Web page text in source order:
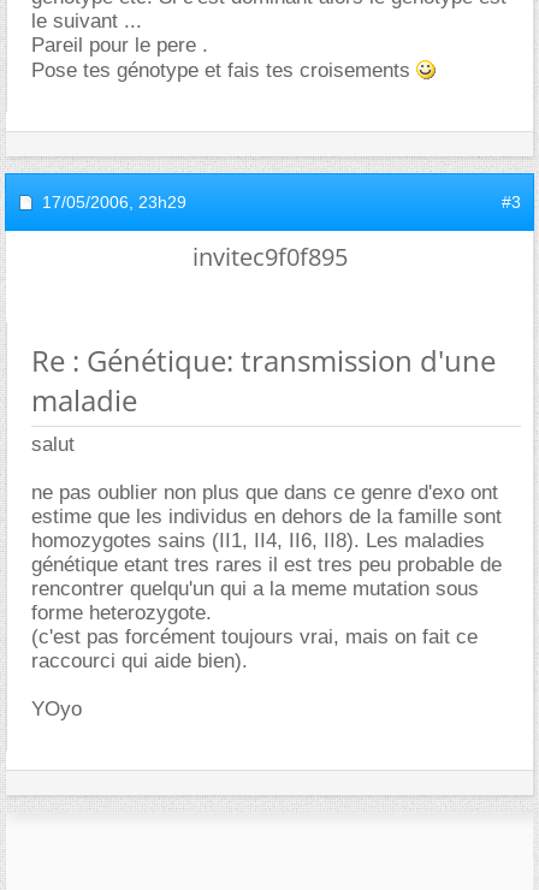
le suivant ...
Pareil pour le pere .
Pose tes génotype et fais tes croisements
17/05/2006, 23h29 #3
invitec9f0f895
Re : Génétique: transmission d'une
maladie
salut
ne pas oublier non plus que dans ce genre d'exo ont
estime que les individus en dehors de la famille sont
homozygotes sains (II1, II4, II6, II8). Les maladies
génétique etant tres rares il est tres peu probable de
rencontrer quelqu'un qui a la meme mutation sous
forme heterozygote.
(c'est pas forcément toujours vrai, mais on fait ce
raccourci qui aide bien).
YOyo